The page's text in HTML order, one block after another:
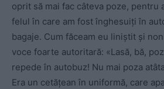
oprit să mai fac câteva poze, pentru
felul în care am fost înghesuiți în
bagaje. Cum făceam eu liniștit și
voce foarte autoritară: «Lasă, bă,
repede în autobuz! Nu mai poza
Era un cetățean în uniformă, care